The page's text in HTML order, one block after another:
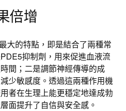
倍增
最大的特點，即是結合了兩種常
抑制劑，用來促進血液流
間；二是調節神經傳導的成
少敏感度。透過這兩種作用機
者在生理上能更穩定地達成勃
面提升了自信與安全感。